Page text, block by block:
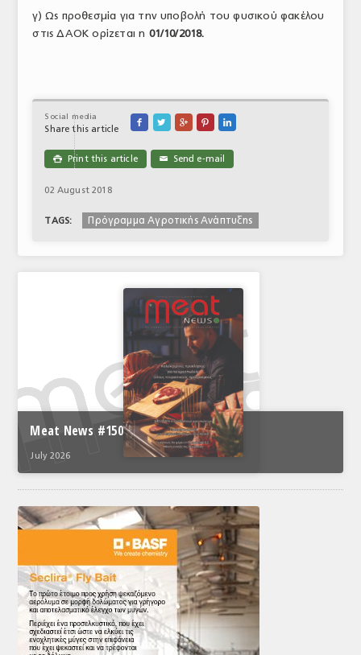
γ) Ως προθεσμία για την υποβολή του φυσικού φακέλου
στις ΔΑΟΚ ορίζεται η 01/10/2018.
Social media
Share this article
    
 Print this article ✉ Send e-mail
02 August 2018
TAGS: Πρόγραμμα Αγροτικής Ανάπτυξης
Meat News #150
July 2026